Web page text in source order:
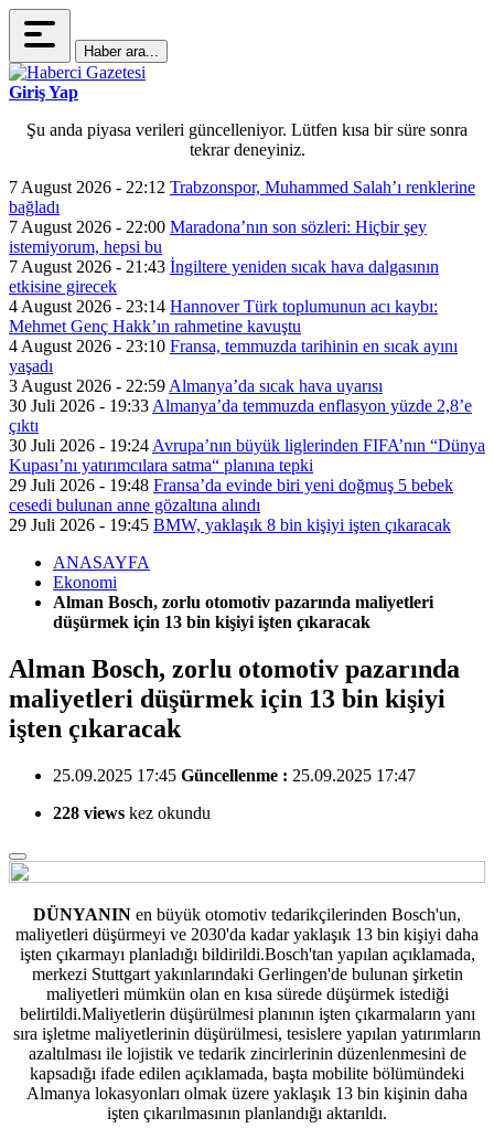
Haber ara...
Giriş Yap
Şu anda piyasa verileri güncelleniyor. Lütfen kısa bir süre sonra
tekrar deneyiniz.
7 August 2026 - 22:12 Trabzonspor, Muhammed Salah’ı renklerine
bağladı
7 August 2026 - 22:00 Maradona’nın son sözleri: Hiçbir şey
istemiyorum, hepsi bu
7 August 2026 - 21:43 İngiltere yeniden sıcak hava dalgasının
etkisine girecek
4 August 2026 - 23:14 Hannover Türk toplumunun acı kaybı:
Mehmet Genç Hakk’ın rahmetine kavuştu
4 August 2026 - 23:10 Fransa, temmuzda tarihinin en sıcak ayını
yaşadı
3 August 2026 - 22:59 Almanya’da sıcak hava uyarısı
30 Juli 2026 - 19:33 Almanya’da temmuzda enflasyon yüzde 2,8’e
çıktı
30 Juli 2026 - 19:24 Avrupa’nın büyük liglerinden FIFA’nın “Dünya
Kupası’nı yatırımcılara satma“ planına tepki
29 Juli 2026 - 19:48 Fransa’da evinde biri yeni doğmuş 5 bebek
cesedi bulunan anne gözaltına alındı
29 Juli 2026 - 19:45 BMW, yaklaşık 8 bin kişiyi işten çıkaracak
ANASAYFA
Ekonomi
Alman Bosch, zorlu otomotiv pazarında maliyetleri
düşürmek için 13 bin kişiyi işten çıkaracak
Alman Bosch, zorlu otomotiv pazarında
maliyetleri düşürmek için 13 bin kişiyi
işten çıkaracak
25.09.2025 17:45 Güncellenme : 25.09.2025 17:47
228 views kez okundu
DÜNYANIN en büyük otomotiv tedarikçilerinden Bosch'un,
maliyetleri düşürmeyi ve 2030'da kadar yaklaşık 13 bin kişiyi daha
işten çıkarmayı planladığı bildirildi.Bosch'tan yapılan açıklamada,
merkezi Stuttgart yakınlarındaki Gerlingen'de bulunan şirketin
maliyetleri mümkün olan en kısa sürede düşürmek istediği
belirtildi.Maliyetlerin düşürülmesi planının işten çıkarmaların yanı
sıra işletme maliyetlerinin düşürülmesi, tesislere yapılan yatırımların
azaltılması ile lojistik ve tedarik zincirlerinin düzenlenmesini de
kapsadığı ifade edilen açıklamada, başta mobilite bölümündeki
Almanya lokasyonları olmak üzere yaklaşık 13 bin kişinin daha
işten çıkarılmasının planlandığı aktarıldı.